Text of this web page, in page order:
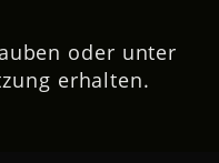
oder unter
erhalten.